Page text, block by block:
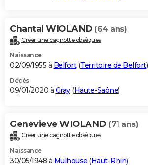
Chantal WIOLAND (64 ans)
Créer une cagnotte obsèques
Naissance
02/09/1955 à Belfort(Territoire de Belfort)
Décès
09/01/2020 à Gray(Haute-Saône)
Genevieve WIOLAND (71 ans)
Créer une cagnotte obsèques
Naissance
30/05/1948 à Mulhouse (Haut-Rhin)